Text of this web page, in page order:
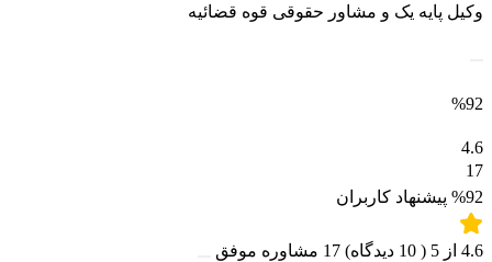
وکیل پایه یک و مشاور حقوقی قوه قضائیه
%92
4.6
17
%92 پیشنهاد کاربران
4.6 از 5
(
10 دیدگاه) 17 مشاوره موفق